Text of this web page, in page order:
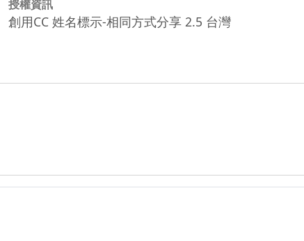
授權資訊
創用CC 姓名標示-相同方式分享 2.5 台灣